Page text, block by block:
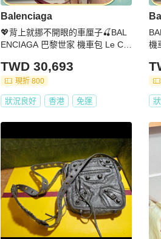
Balenciaga
💖背上就挪不開眼的車厘子🍒BAL
ENCIAGA 巴黎世家 機車包 Le City
TWD 30,693
現折 800
狀況良好 香港 免運
機